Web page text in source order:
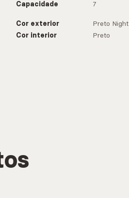
Capacidade
7
Cor exterior
Preto Night
Cor interior
Preto